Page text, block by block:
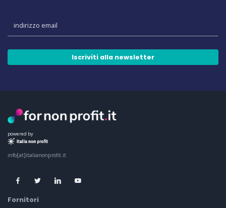
Iscriviti alla newsletter
powered by
info[at]italianonprofit.it
Fornitori